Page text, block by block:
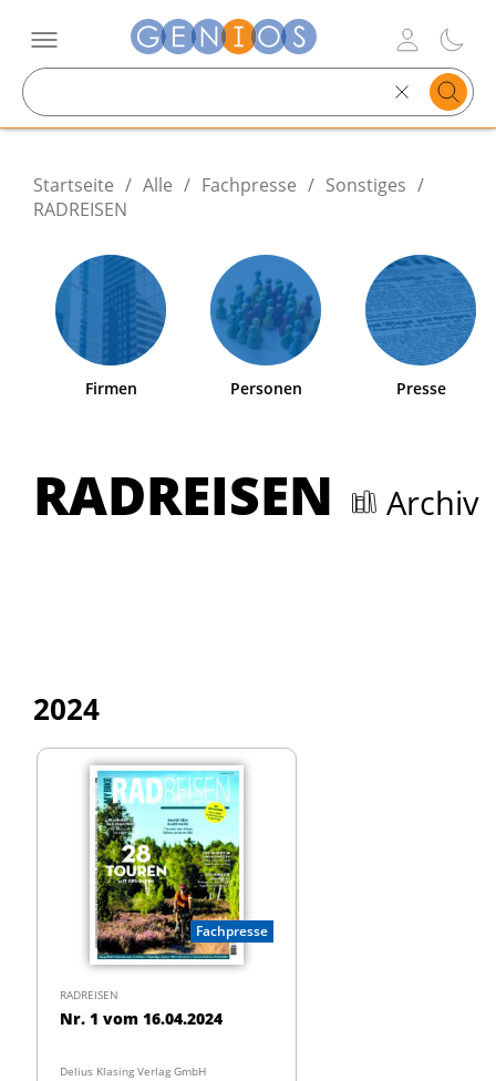
text
Startseite / Alle / Fachpresse / Sonstiges /
RADREISEN
Firmen Personen Presse
RADREISEN Archiv
2024
Fachpresse
RADREISEN
Nr. 1 vom 16.04.2024
Delius Klasing Verlag GmbH